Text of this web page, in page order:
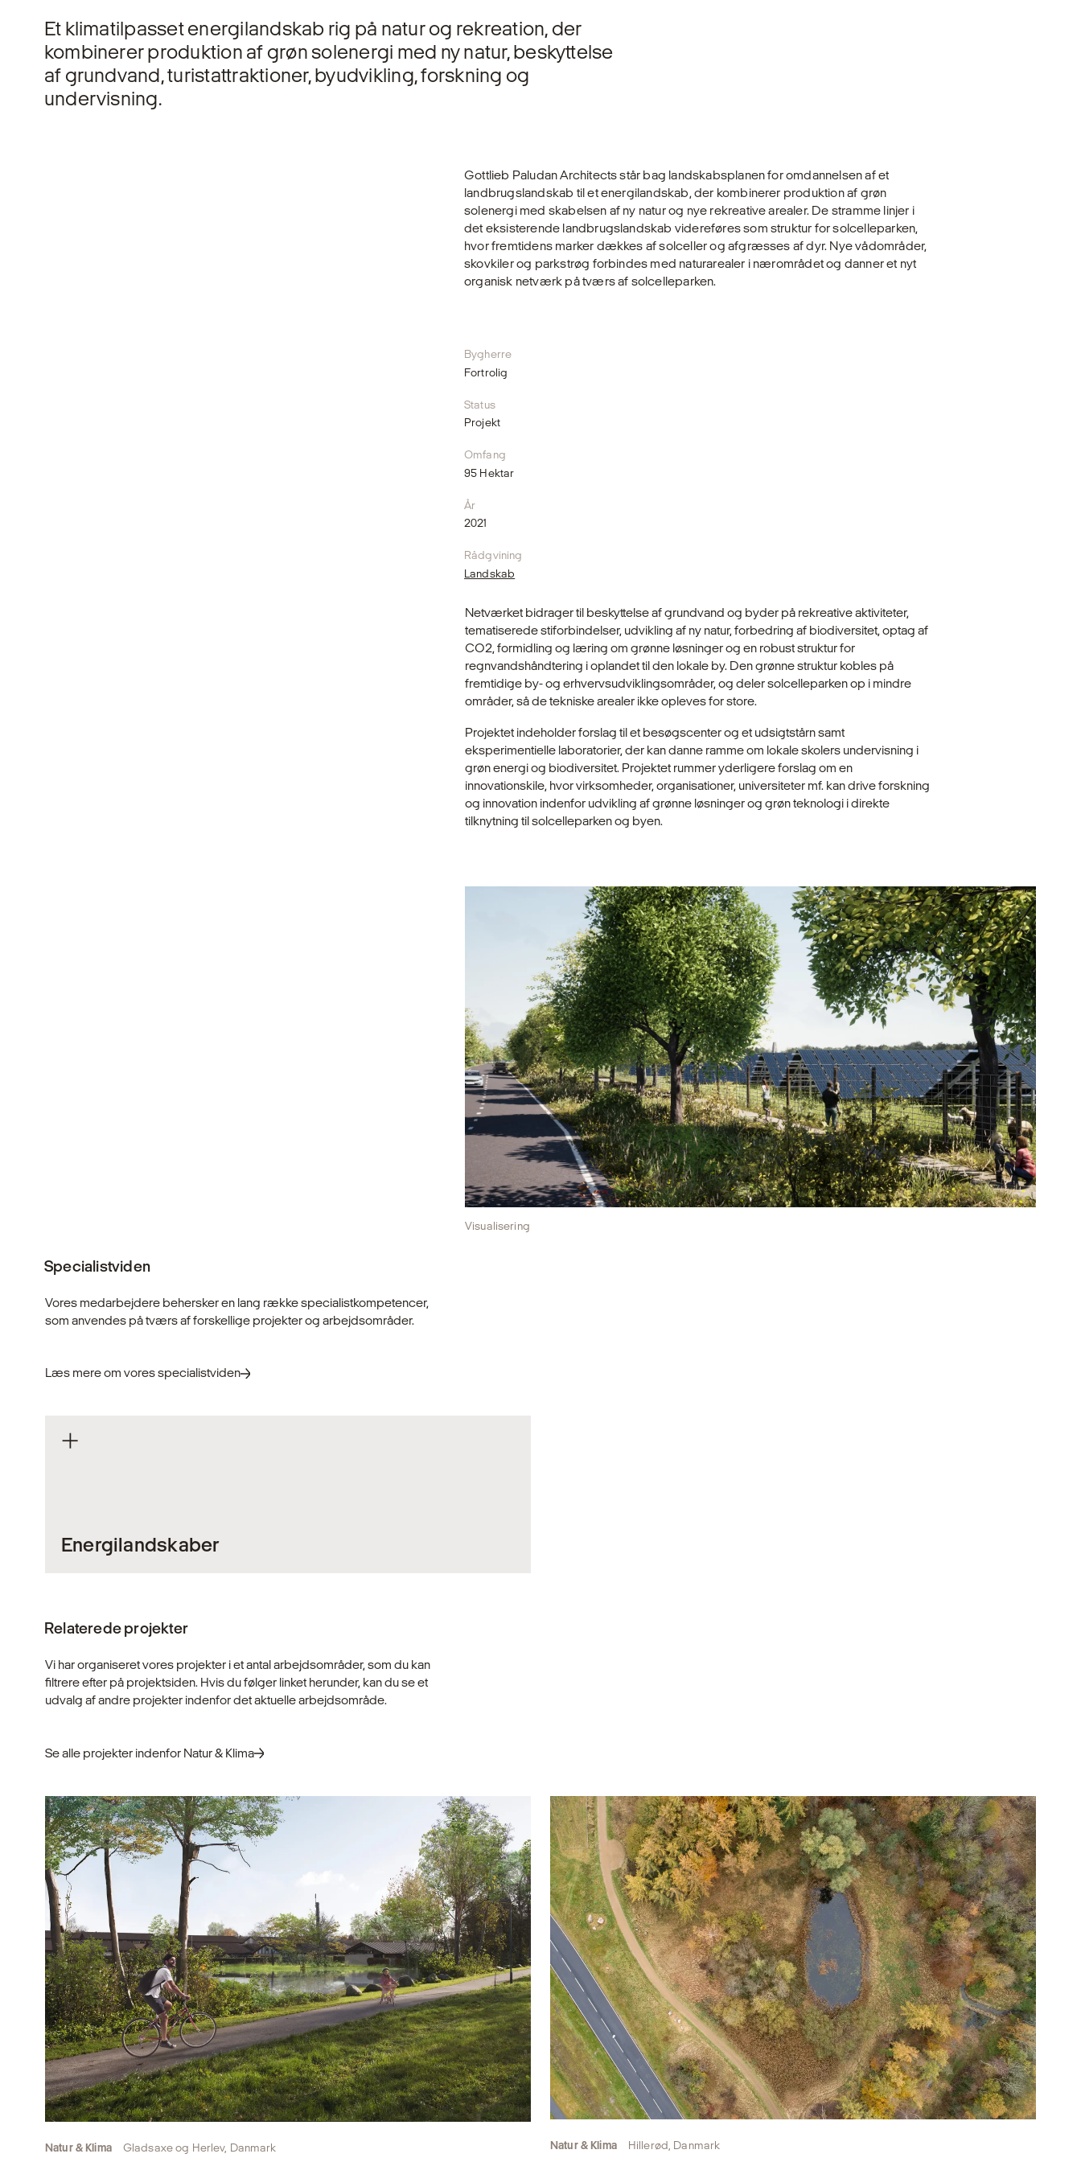
Et klimatilpasset energilandskab rig på natur og rekreation, der
kombinerer produktion af grøn solenergi med ny natur, beskyttelse
af grundvand, turistattraktioner, byudvikling, forskning og
undervisning.
Gottlieb Paludan Architects står bag landskabsplanen for omdannelsen af et
landbrugslandskab til et energilandskab, der kombinerer produktion af grøn
solenergi med skabelsen af ny natur og nye rekreative arealer. De stramme linjer i
det eksisterende landbrugslandskab videreføres som struktur for solcelleparken,
hvor fremtidens marker dækkes af solceller og afgræsses af dyr. Nye vådområder,
skovkiler og parkstrøg forbindes med naturarealer i nærområdet og danner et nyt
organisk netværk på tværs af solcelleparken.
Bygherre
Fortrolig
Status
Projekt
Omfang
95 Hektar
År
2021
Rådgvining
Landskab
Netværket bidrager til beskyttelse af grundvand og byder på rekreative aktiviteter,
tematiserede stiforbindelser, udvikling af ny natur, forbedring af biodiversitet, optag af
CO2, formidling og læring om grønne løsninger og en robust struktur for
regnvandshåndtering i oplandet til den lokale by. Den grønne struktur kobles på
fremtidige by- og erhvervsudviklingsområder, og deler solcelleparken op i mindre
områder, så de tekniske arealer ikke opleves for store.
Projektet indeholder forslag til et besøgscenter og et udsigtstårn samt
eksperimentielle laboratorier, der kan danne ramme om lokale skolers undervisning i
grøn energi og biodiversitet. Projektet rummer yderligere forslag om en
innovationskile, hvor virk­somheder, organisationer, universiteter mf. kan drive forskning
og innovation indenfor udvikling af grønne løsninger og grøn teknologi i direkte
tilknytning til solcelleparken og byen.
Visualisering
Specialistviden
Vores medarbejdere behersker en lang række specialistkompetencer,
som anvendes på tværs af forskellige projekter og arbejdsområder.
Læs mere om vores specialistviden
Energilandskaber
anlæg bliver en integreret del af vores energiinfrastruktur – og dermed også af
integrere disse anlæg på en måde, der skaber værdi for både bygherre, samfund
og natur.
Relaterede projekter
Vi har organiseret vores projekter i et antal arbejdsområder, som du kan
filtrere efter på projektsiden. Hvis du følger linket herunder, kan du se et
udvalg af andre projekter indenfor det aktuelle arbejdsområde.
Se alle projekter indenfor Natur & Klima
Natur & Klima Gladsaxe og Herlev, Danmark Natur & Klima Hillerød, Danmark